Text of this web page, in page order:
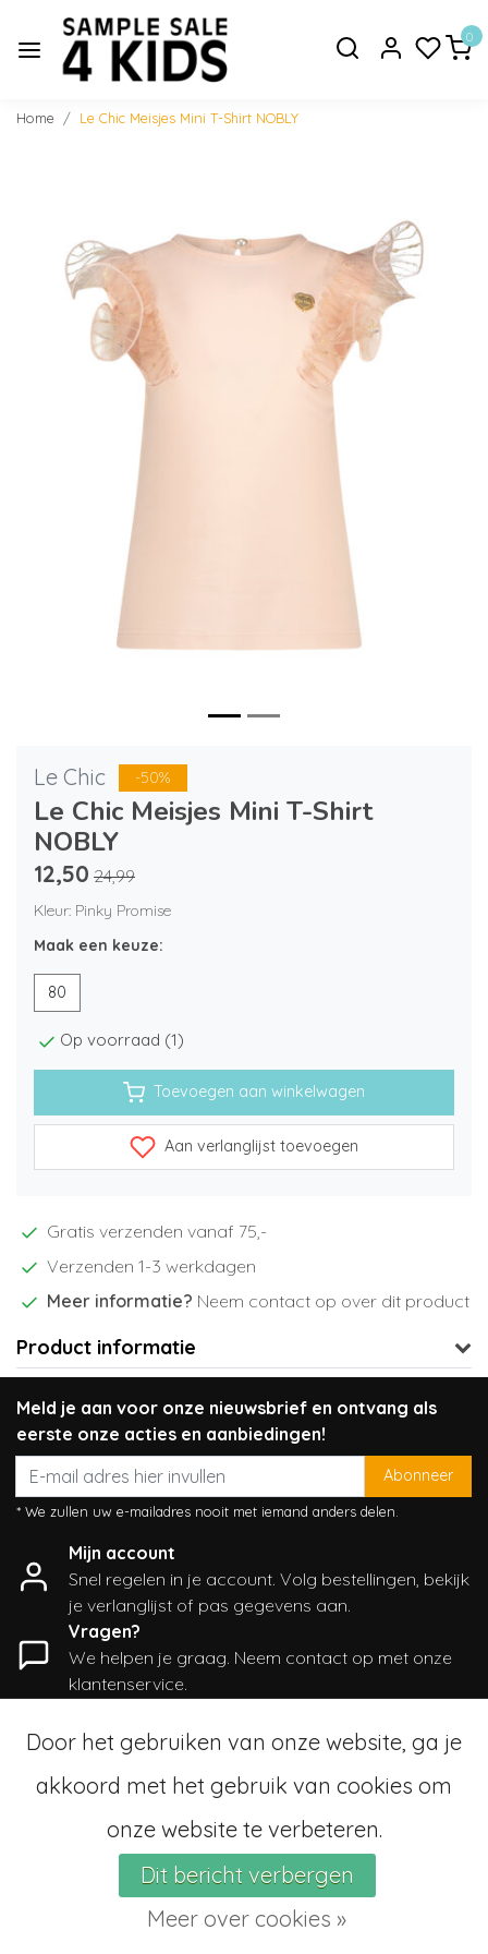
0
Home Le Chic Meisjes Mini T-Shirt NOBLY
Le Chic -50%
Le Chic Meisjes Mini T-Shirt
NOBLY
12,50 24,99
Kleur: Pinky Promise
Maak een keuze:
80
Op voorraad (1)
Toevoegen aan winkelwagen
Aan verlanglijst toevoegen
Gratis verzenden vanaf 75,-
Verzenden 1-3 werkdagen
Meer informatie? Neem contact op over dit product
Product informatie
Meld je aan voor onze nieuwsbrief en ontvang als
eerste onze acties en aanbiedingen!
Abonneer
* We zullen uw e-mailadres nooit met iemand anders delen.
Mijn account
Snel regelen in je account. Volg bestellingen, bekijk
je verlanglijst of pas gegevens aan.
Vragen?
We helpen je graag. Neem contact op met onze
klantenservice.
Informatie
Categorieën
© Copyright 2026 - SampleSale4Kids | RealisatieInStijl Media
Algemene voorwaarden|RSS Feed
Door het gebruiken van onze website, ga je
akkoord met het gebruik van cookies om
onze website te verbeteren.
Dit bericht verbergen
Meer over cookies »